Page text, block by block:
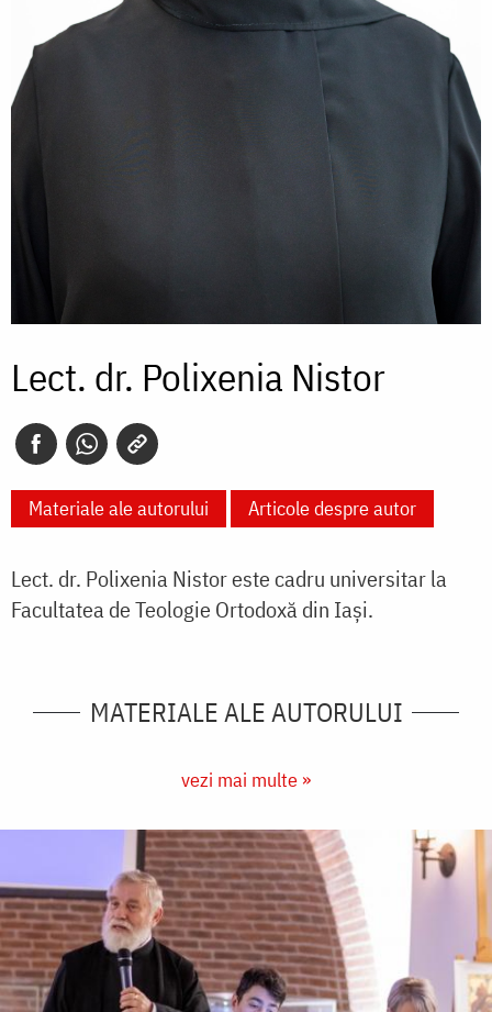
Lect. dr. Polixenia Nistor
Materiale ale autorului Articole despre autor
Lect. dr. Polixenia Nistor este cadru universitar la
Facultatea de Teologie Ortodoxă din Iași.
MATERIALE ALE AUTORULUI
vezi mai multe »